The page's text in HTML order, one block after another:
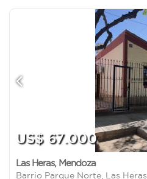
US$ 67.000
Las Heras, Mendoza
Barrio Parque Norte, Las Heras